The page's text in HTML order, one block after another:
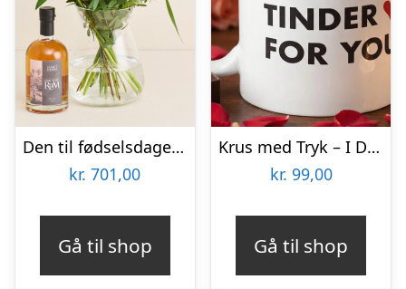
Den til fødselsdagen med Sankt Thomas, Carribean Rum
kr. 701,00
Gå til shop
Krus med Tryk – I Deleted Tinder for You
kr. 99,00
Gå til shop